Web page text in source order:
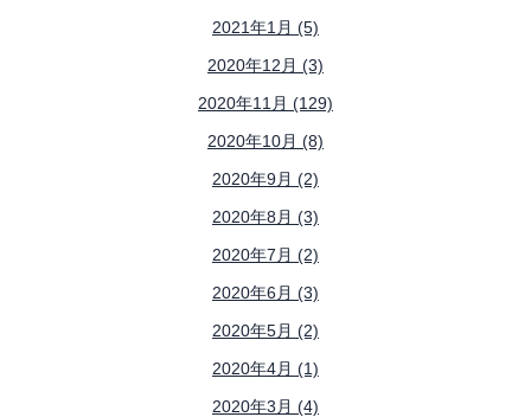
2021年1月 (5)
2020年12月 (3)
2020年11月 (129)
2020年10月 (8)
2020年9月 (2)
2020年8月 (3)
2020年7月 (2)
2020年6月 (3)
2020年5月 (2)
2020年4月 (1)
2020年3月 (4)